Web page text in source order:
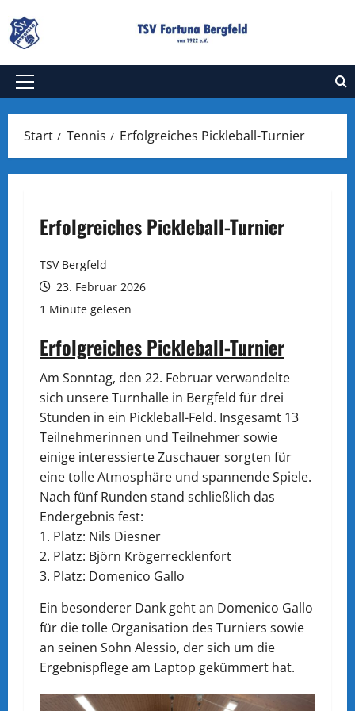
Inhalt
springen
Primäres
Start Tennis Erfolgreiches Pickleball-Turnier
Erfolgreiches Pickleball-Turnier
TSV Bergfeld
23. Februar 2026
1 Minute gelesen
Erfolgreiches Pickleball-Turnier
Am Sonntag, den 22. Februar verwandelte
sich unsere Turnhalle in Bergfeld für drei
Stunden in ein Pickleball-Feld. Insgesamt 13
Teilnehmerinnen und Teilnehmer sowie
einige interessierte Zuschauer sorgten für
eine tolle Atmosphäre und spannende Spiele.
Nach fünf Runden stand schließlich das
Endergebnis fest:
1. Platz: Nils Diesner
2. Platz: Björn Krögerrecklenfort
3. Platz: Domenico Gallo
Ein besonderer Dank geht an Domenico Gallo
für die tolle Organisation des Turniers sowie
an seinen Sohn Alessio, der sich um die
Ergebnispflege am Laptop gekümmert hat.